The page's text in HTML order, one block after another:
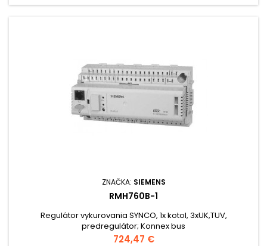
ZNAČKA: SIEMENS
RMH760B-1
Regulátor vykurovania SYNCO, 1x kotol, 3xUK,TUV,
predregulátor; Konnex bus
Cena
724,47 €